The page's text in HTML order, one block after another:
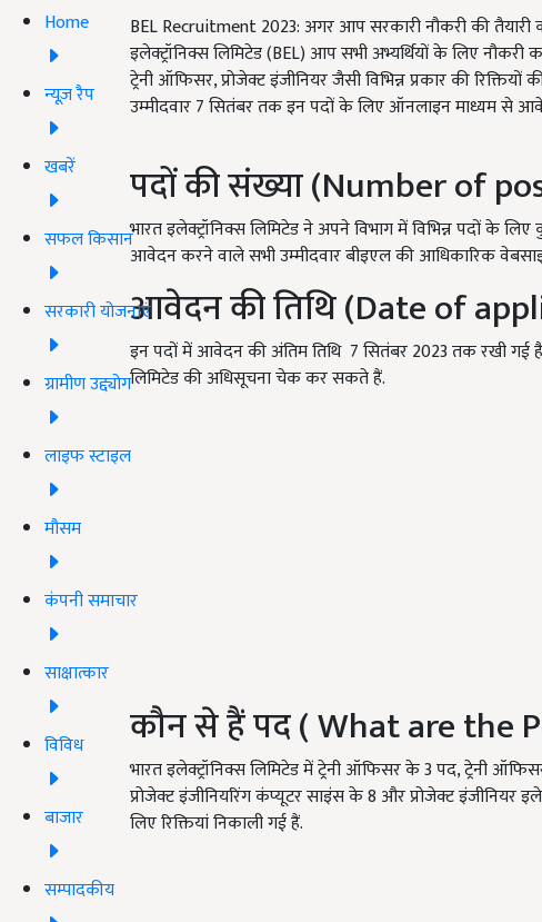
Home
न्यूज़ रैप
खबरें
सफल किसान
सरकारी योजनाएं
ग्रामीण उद्द्योग
लाइफ स्टाइल
मौसम
कंपनी समाचार
साक्षात्कार
विविध
बाजार
सम्पादकीय
BEL Recruitment 2023:अगर आप सरकारी नौकरी की
इलेक्ट्रॉनिक्स लिमिटेड (BEL) आप सभी अभ्यर्थियों के लिए
ट्रेनी ऑफिसर, प्रोजेक्ट इंजीनियर जैसी विभिन्न प्रकार की
उम्मीदवार 7 सितंबर तक इन पदों के लिए ऑनलाइन माध्यम से
पदों की संख्या (Number of
भारत इलेक्ट्रॉनिक्स लिमिटेड ने अपने विभाग में विभिन्न पदों के
आवेदन करने वाले सभी उम्मीदवार बीइएल की आधिकारिक
आवेदन की तिथि (Date of
इन पदों में आवेदन की अंतिम तिथि 7 सितंबर 2023 तक रखी गई
लिमिटेड की अधिसूचना चेक कर सकते हैं.
कौन से हैं पद ( What are the
भारत इलेक्ट्रॉनिक्स लिमिटेड में ट्रेनी ऑफिसर के 3 पद, ट्रेनी
प्रोजेक्ट इंजीनियरिंग कंप्यूटर साइंस के 8 और प्रोजेक्ट इंजीनियर
लिए रिक्तियां निकाली गई हैं.